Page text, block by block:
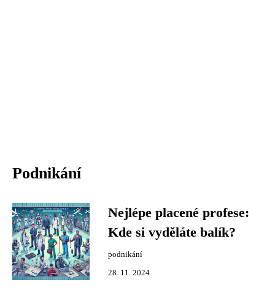
Podnikání
Nejlépe placené profese:
Kde si vyděláte balík?
podnikání
28. 11. 2024